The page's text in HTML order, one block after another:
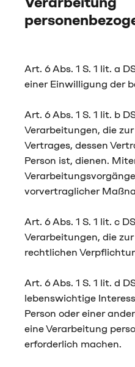
Art. 6 Abs. 1 S. 1 lit. a
einer Einwilligung der
Art. 6 Abs. 1 S. 1 lit. b
Verarbeitungen, die
Vertrages, dessen
Person ist, dienen.
vorvertraglicher
Art. 6 Abs. 1 S. 1 lit. c
Verarbeitungen, die
rechtlichen
Art. 6 Abs. 1 S. 1 lit. d
lebenswichtige
Person oder einer
eine Verarbeitung
erforderlich machen.